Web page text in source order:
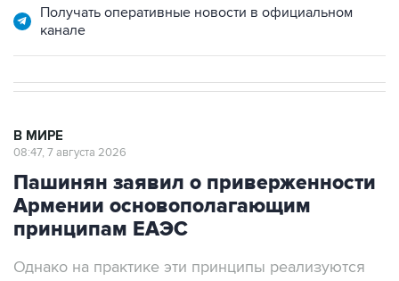
Пашинян заявил о приверженности
Армении основополагающим
принципам ЕАЭС
Однако на практике эти принципы реализуются